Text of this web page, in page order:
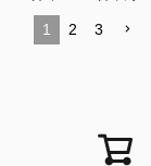
1 2 3